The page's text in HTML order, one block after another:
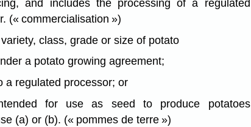
and includes the processing of a regulated
(« commercialisation »)
class, grade or size of potato
a potato growing agreement;
a regulated processor; or
for use as seed to produce potatoes
(a) or (b). (« pommes de terre »)